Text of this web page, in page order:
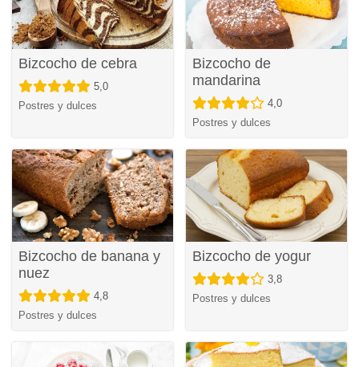
Bizcocho de cebra
5,0
Postres y dulces
Bizcocho de
mandarina
4,0
Postres y dulces
Bizcocho de banana y
nuez
4,8
Postres y dulces
Bizcocho de yogur
3,8
Postres y dulces